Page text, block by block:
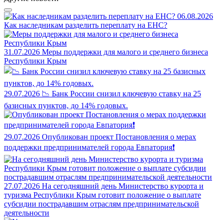
06.08.2026
Как наследникам разделить переплату на ЕНС?
31.07.2026 Меры поддержки для малого и среднего бизнеса
Республики Крым
29.07.2026 📉 Банк России снизил ключевую ставку на 25
базисных пунктов, до 14% годовых.
29.07.2026 Опубликован проект Постановления о мерах
поддержки предпринимателей города Евпатория❗
27.07.2026 На сегодняшний день Министерство курорта и
туризма Республики Крым готовит положение о выплате
субсидии пострадавшим отраслям предпринимательской
деятельности